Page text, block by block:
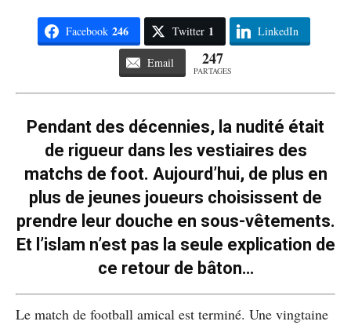
Facebook 246 Twitter 1 LinkedIn
Email 247
PARTAGES
Pendant des décennies, la nudité était
de rigueur dans les vestiaires des
matchs de foot. Aujourd’hui, de plus en
plus de jeunes joueurs choisissent de
prendre leur douche en sous-vêtements.
Et l’islam n’est pas la seule explication de
ce retour de bâton…
Le match de football amical est terminé. Une vingtaine